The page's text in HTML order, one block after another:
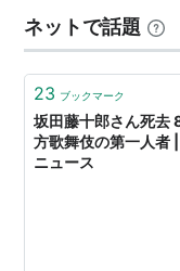
月の公演をもって
と発表しました。
ますが、歌舞伎を
ネットで話題
23 ブックマーク
坂田藤十郎さん死去
方歌舞伎の第一人者
ニュース